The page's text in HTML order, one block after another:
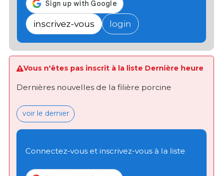
inscrivez-vous login
Vous n'êtes pas inscrit à la liste Dernière heure
Dernières nouvelles de la filière porcine
voir le dernier
Connectez-vous et inscrivez-vous à la liste